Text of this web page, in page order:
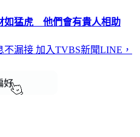
如猛虎 他們會有貴人相助
不漏接 加入TVBS新聞LINE，